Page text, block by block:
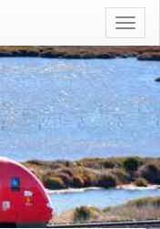
Aç